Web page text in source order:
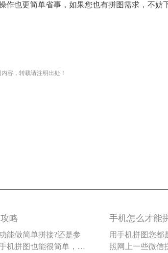
作也更简单省事，如果您也有拼图需求，不妨
容，转载请注明出处！
略
能做简单拼接?还是参
机拼图也能很简单，下
手机怎么才能
用手机拼图您都
照网上一些微信